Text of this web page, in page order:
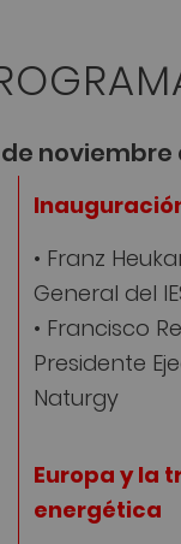
noviembre
• Franz
General del
• Francisco
Presidente
Naturgy
Europa y la
energética